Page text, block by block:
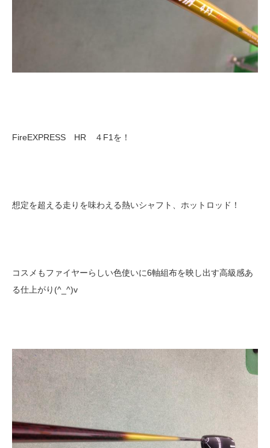
FireEXPRESS HR ４F1を！
想定を超える走りを味わえる熱いシャフト、ホットロッド！
コスメもファイヤーらしい色使いに6軸組布を映し出す高級感あ
る仕上がり(^_^)v